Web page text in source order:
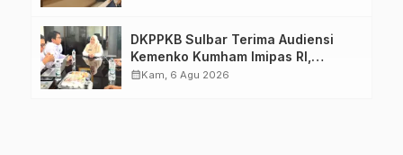
DKPPKB Sulbar Terima Audiensi
Kemenko Kumham Imipas RI,
Perkuat Pelayanan Kesehatan bagi
calendar_monthKam, 6 Agu 2026